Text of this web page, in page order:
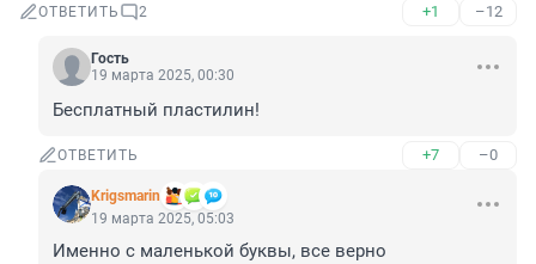
ОТВЕТИТЬ 2 +1 –12
Гость
19 марта 2025, 00:30
Бесплатный пластилин!
ОТВЕТИТЬ +7 –0
Krigsmarin
19 марта 2025, 05:03
Именно с маленькой буквы, все верно